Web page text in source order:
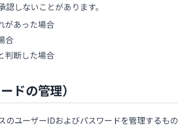
しないことがあります。
があった場合
合
判断した場合
ドの管理）
のユーザーIDおよびパスワードを管理するもの